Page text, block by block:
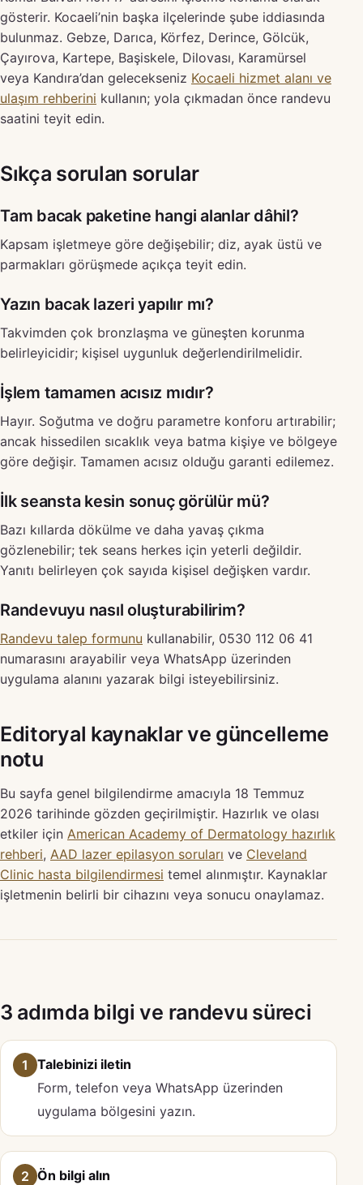
gösterir. Kocaeli’nin başka ilçelerinde şube iddiasında
bulunmaz. Gebze, Darıca, Körfez, Derince, Gölcük,
Çayırova, Kartepe, Başiskele, Dilovası, Karamürsel
veya Kandıra’dan gelecekseniz Kocaeli hizmet alanı ve
ulaşım rehberini kullanın; yola çıkmadan önce randevu
saatini teyit edin.
Sıkça sorulan sorular
Tam bacak paketine hangi alanlar dâhil?
Kapsam işletmeye göre değişebilir; diz, ayak üstü ve
parmakları görüşmede açıkça teyit edin.
Yazın bacak lazeri yapılır mı?
Takvimden çok bronzlaşma ve güneşten korunma
belirleyicidir; kişisel uygunluk değerlendirilmelidir.
İşlem tamamen acısız mıdır?
Hayır. Soğutma ve doğru parametre konforu artırabilir;
ancak hissedilen sıcaklık veya batma kişiye ve bölgeye
göre değişir. Tamamen acısız olduğu garanti edilemez.
İlk seansta kesin sonuç görülür mü?
Bazı kıllarda dökülme ve daha yavaş çıkma
gözlenebilir; tek seans herkes için yeterli değildir.
Yanıtı belirleyen çok sayıda kişisel değişken vardır.
Randevuyu nasıl oluşturabilirim?
Randevu talep formunu kullanabilir, 0530 112 06 41
numarasını arayabilir veya WhatsApp üzerinden
uygulama alanını yazarak bilgi isteyebilirsiniz.
Editoryal kaynaklar ve güncelleme
notu
Bu sayfa genel bilgilendirme amacıyla 18 Temmuz
2026 tarihinde gözden geçirilmiştir. Hazırlık ve olası
etkiler için American Academy of Dermatology hazırlık
rehberi, AAD lazer epilasyon soruları ve Cleveland
Clinic hasta bilgilendirmesi temel alınmıştır. Kaynaklar
işletmenin belirli bir cihazını veya sonucu onaylamaz.
3 adımda bilgi ve randevu süreci
1
Talebinizi iletin
Form, telefon veya WhatsApp üzerinden
uygulama bölgesini yazın.
2 Ön bilgi alın